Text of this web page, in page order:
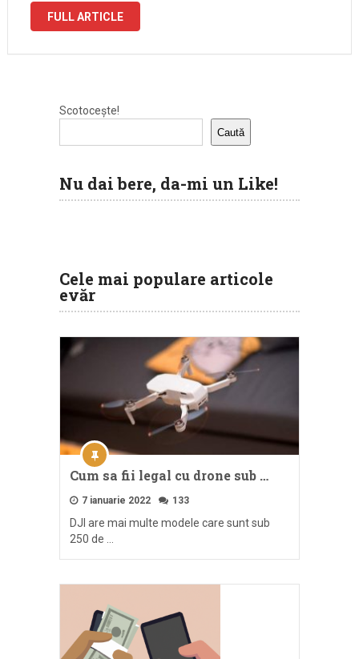
Cerintele, sunt doar un pic mai mari ca …
FULL ARTICLE
Scotocește!
Caută
Nu dai bere, da-mi un Like!
Cele mai populare articole
evăr
Cum sa fii legal cu drone sub …
7 ianuarie 2022 133
DJI are mai multe modele care sunt sub
250 de …